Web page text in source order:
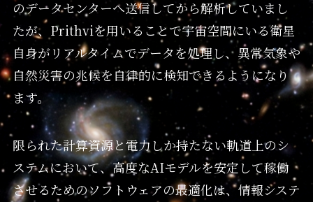
のデータセンターへ送信してから解析していまし
たが、Prithviを用いることで宇宙空間にいる衛星
自身がリアルタイムでデータを処理し、異常気象や
自然災害の兆候を自律的に検知できるようになり
ます。
限られた計算資源と電力しか持たない軌道上のシ
ステムにおいて、高度なAIモデルを安定して稼働
させるためのソフトウェアの最適化は、情報システ